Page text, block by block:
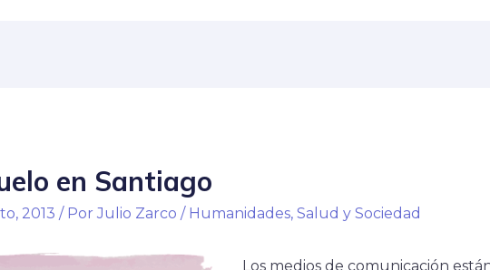
en Santiago
2013 / PorJulio Zarco / Humanidades, Salud y Sociedad
Los medios de comunicación